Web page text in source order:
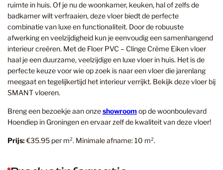
ruimte in huis. Of je nu de woonkamer, keuken, hal of zelfs de
badkamer wilt verfraaien, deze vloer biedt de perfecte
combinatie van luxe en functionaliteit. Door de robuuste
afwerking en veelzijdigheid kun je eenvoudig een samenhangend
interieur creëren. Met de Floer PVC – Clinge Crème Eiken vloer
haal je een duurzame, veelzijdige en luxe vloer in huis. Het is de
perfecte keuze voor wie op zoek is naar een vloer die jarenlang
meegaat en tegelijkertijd het interieur verrijkt. Bekijk deze vloer bij
SMANT vloeren.
Breng een bezoekje aan onzeshowroomop de woonboulevard
Hoendiep in Groningen en ervaar zelf de kwaliteit van deze vloer!
Prijs:€35.95 per m². Minimale afname: 10 m².